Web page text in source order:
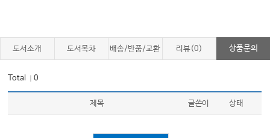
료 398
위장관암 403
식도암 405
발생 빈도와 병인 405 / 임상 증상 406 / 진단 406 / 치료 407 / 통합의학적 접
도서소개 도서목차 배송/반품/교환 리뷰(0) 상품문의
Total ｜0
제목 글쓴이 상태